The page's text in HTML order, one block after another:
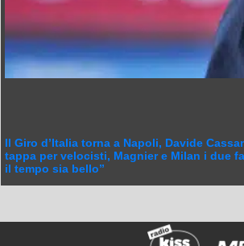
Il Giro d’Italia torna a Napoli, Davide
tappa per velocisti, Magnier e Milan i due
il tempo sia bello”